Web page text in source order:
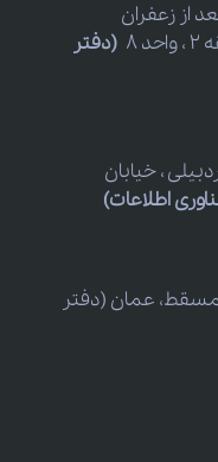
از زعفران
8
(دفتر
، خیابان
اطلاعات)
335، خیابان 6، مسقط، عمان (دفتر